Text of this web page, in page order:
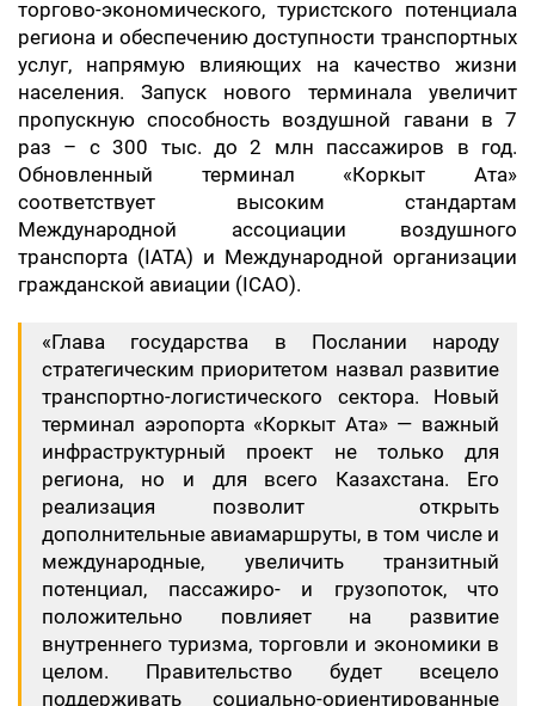
торгово-экономического, туристского потенциала
региона и обеспечению доступности транспортных
услуг, напрямую влияющих на качество жизни
населения. Запуск нового терминала увеличит
пропускную способность воздушной гавани в 7
раз – с 300 тыс. до 2 млн пассажиров в год.
Обновленный терминал «Коркыт Ата»
соответствует высоким стандартам
Международной ассоциации воздушного
транспорта (IATA) и Международной организации
гражданской авиации (ICAO).
«Глава государства в Послании народу
стратегическим приоритетом назвал развитие
транспортно-логистического сектора. Новый
терминал аэропорта «Коркыт Ата» — важный
инфраструктурный проект не только для
региона, но и для всего Казахстана. Его
реализация позволит открыть
дополнительные авиамаршруты, в том числе и
международные, увеличить транзитный
потенциал, пассажиро- и грузопоток, что
положительно повлияет на развитие
внутреннего туризма, торговли и экономики в
целом. Правительство будет всецело
поддерживать социально-ориентированные